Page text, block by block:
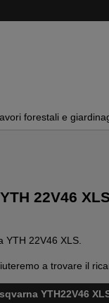
forestali e
22V46 XLS
YTH 22V46 XLS.
a trovare il
YTH22V46